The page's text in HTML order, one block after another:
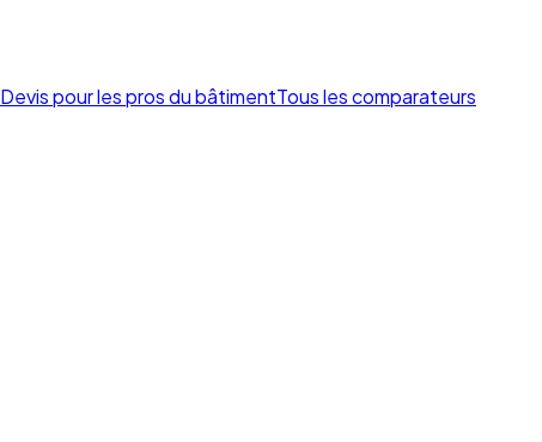
Devis pour les pros du bâtimentTous les comparateurs